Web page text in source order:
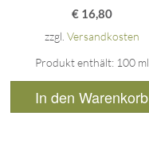
€16,80
zzgl. Versandkosten
Produkt enthält: 100 ml
In den Warenkorb